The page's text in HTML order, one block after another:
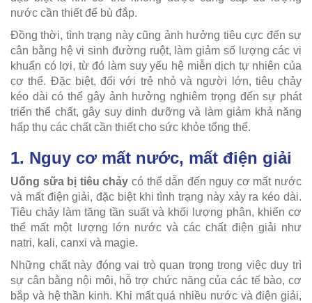
nước cần thiết để bù đắp.
Đồng thời, tình trạng này cũng ảnh hưởng tiêu cực đến sự
cân bằng hệ vi sinh đường ruột, làm giảm số lượng các vi
khuẩn có lợi, từ đó làm suy yếu hệ miễn dịch tự nhiên của
cơ thể. Đặc biệt, đối với trẻ nhỏ và người lớn, tiêu chảy
kéo dài có thể gây ảnh hưởng nghiêm trọng đến sự phát
triển thể chất, gây suy dinh dưỡng và làm giảm khả năng
hấp thụ các chất cần thiết cho sức khỏe tổng thể.
1. Nguy cơ mất nước, mất điện giải
Uống sữa bị tiêu chảy có thể dẫn đến nguy cơ mất nước
và mất điện giải, đặc biệt khi tình trạng này xảy ra kéo dài.
Tiêu chảy làm tăng tần suất và khối lượng phân, khiến cơ
thể mất một lượng lớn nước và các chất điện giải như
natri, kali, canxi và magie.
Những chất này đóng vai trò quan trọng trong việc duy trì
sự cân bằng nội môi, hỗ trợ chức năng của các tế bào, cơ
bắp và hệ thần kinh. Khi mất quá nhiều nước và điện giải,